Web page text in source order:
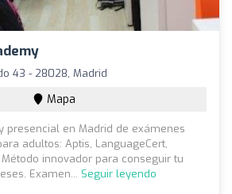
43 - 28028, Madrid
Mapa
presencial en Madrid de exámenes
adultos: Aptis, LanguageCert,
Método innovador para conseguir tu
Examen... Seguir leyendo